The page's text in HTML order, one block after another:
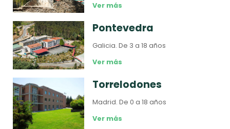
Ver más
Pontevedra
Galicia.De 3 a 18 años
Ver más
Torrelodones
Madrid.De 0 a 18 años
Ver más